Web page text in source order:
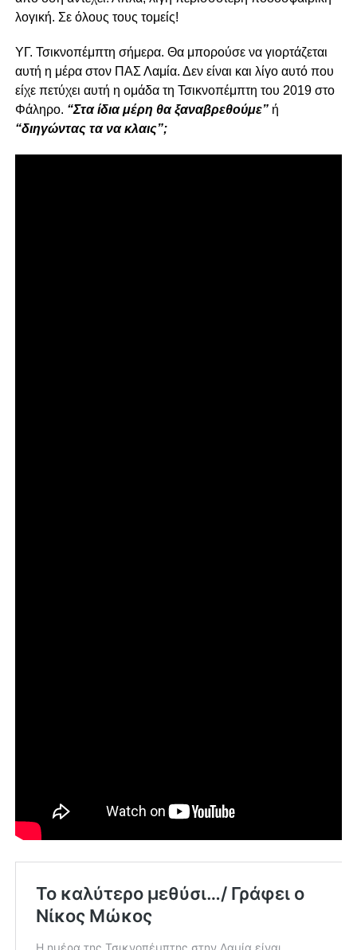
λογική. Σε όλους τους τομείς!
ΥΓ. Τσικνοπέμπτη σήμερα. Θα μπορούσε να γιορτάζεται
αυτή η μέρα στον ΠΑΣ Λαμία. Δεν είναι και λίγο αυτό που
είχε πετύχει αυτή η ομάδα τη Τσικνοπέμπτη του 2019 στο
Φάληρο. “Στα ίδια μέρη θα ξαναβρεθούμε”ή
“διηγώντας τα να κλαις”;